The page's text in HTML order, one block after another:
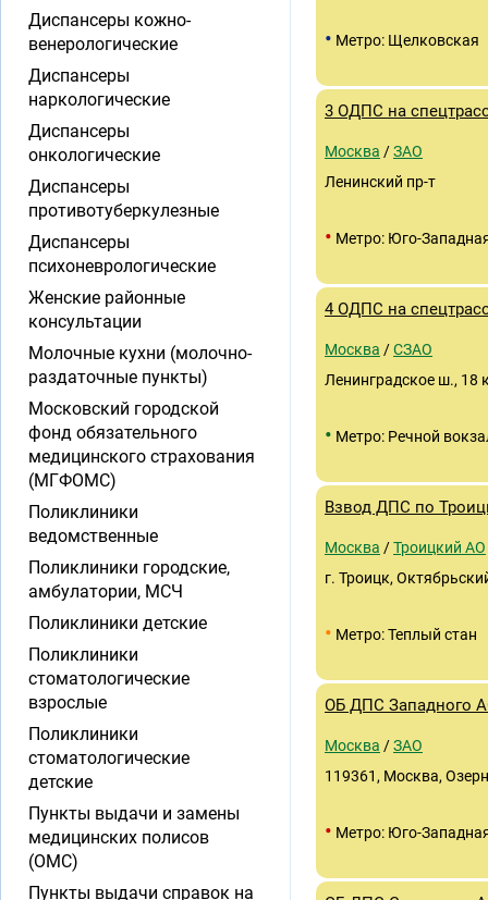
• Метро: Щелковская
3 ОДПС на
Москва /ЗАО
Ленинский пр-т
• Метро: Юго-
4 ОДПС на
Москва /СЗАО
Ленинградское ш., 18
• Метро: Речной
Взвод ДПС по
Москва /Троицкий АО
г. Троицк,
• Метро: Теплый стан
ОБ ДПС Западного
Москва /ЗАО
119361, Москва,
• Метро: Юго-
Диспансеры кожно-
венерологические
Диспансеры
наркологические
Диспансеры
онкологические
Диспансеры
противотуберкулезные
Диспансеры
психоневрологические
Женские районные
консультации
Молочные кухни (молочно-
раздаточные пункты)
Московский городской
фонд обязательного
медицинского страхования
(МГФОМС)
Поликлиники
ведомственные
Поликлиники городские,
амбулатории, МСЧ
Поликлиники детские
Поликлиники
стоматологические
взрослые
Поликлиники
стоматологические
детские
Пункты выдачи и замены
медицинских полисов
(ОМС)
Пункты выдачи справок на